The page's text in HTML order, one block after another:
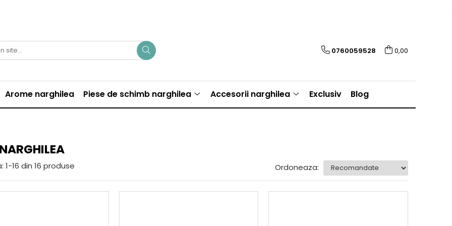
0760059528 0,00
Arome narghilea Piese de schimb narghilea Accesorii narghilea Exclusiv Blog
1-16 din 16 produse Ordoneaza: